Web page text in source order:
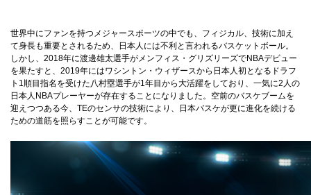
世界中にファンを持つメジャースポーツの中でも、フィジカル、技術に加え
て身長も重要とされるため、日本人には不利と言われるバスケットボール。
しかし、2018年に渡邊雄太選手がメンフィス・グリズリーズでNBAデビュー
を果たすと、2019年にはワシントン・ウィザースから日本人初となるドラフ
ト1順目指名を受けた八村塁選手が1年目から大活躍をしており、一気に2人の
日本人NBAプレーヤーが存在することになりました。空前のバスケブームを
迎えつつある今、TEのセンサの技術により、日本バスケが更に進化を続ける
ための道筋を照らすことが可能です。